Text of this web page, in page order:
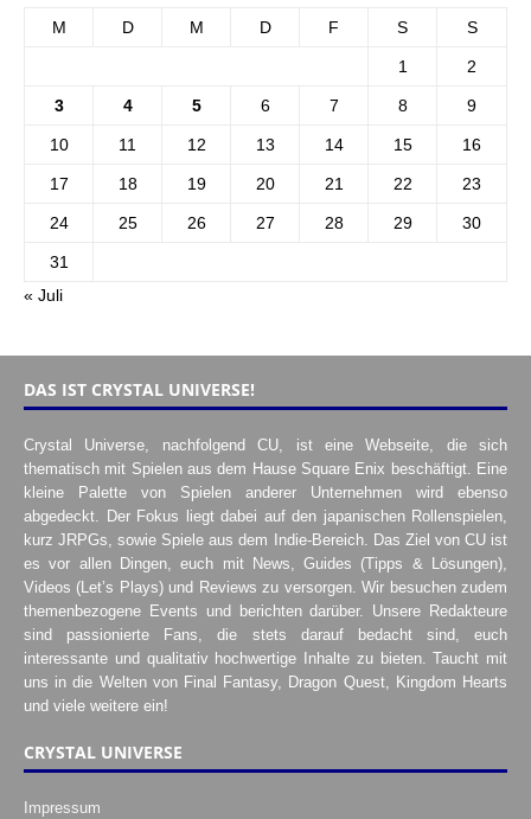
M D M D F S S
1 2
3 4 5 6 7 8 9
10 11 12 13 14 15 16
17 18 19 20 21 22 23
24 25 26 27 28 29 30
31
« Juli
DAS IST CRYSTAL UNIVERSE!
Crystal Universe, nachfolgend CU, ist eine Webseite, die sich
thematisch mit Spielen aus dem Hause Square Enix beschäftigt. Eine
kleine Palette von Spielen anderer Unternehmen wird ebenso
abgedeckt. Der Fokus liegt dabei auf den japanischen Rollenspielen,
kurz JRPGs, sowie Spiele aus dem Indie-Bereich. Das Ziel von CU ist
es vor allen Dingen, euch mit News, Guides (Tipps & Lösungen),
Videos (Let’s Plays) und Reviews zu versorgen. Wir besuchen zudem
themenbezogene Events und berichten darüber. Unsere Redakteure
sind passionierte Fans, die stets darauf bedacht sind, euch
interessante und qualitativ hochwertige Inhalte zu bieten. Taucht mit
uns in die Welten von Final Fantasy, Dragon Quest, Kingdom Hearts
und viele weitere ein!
CRYSTAL UNIVERSE
Impressum